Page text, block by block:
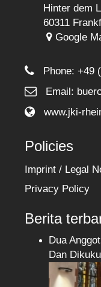
Hinter dem
60311
Google
Phone:+49
Email:
www.jki-
Policies
Imprint / Legal
Privacy Policy
Berita
Dua
Dan